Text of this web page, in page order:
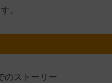
。
のストーリー